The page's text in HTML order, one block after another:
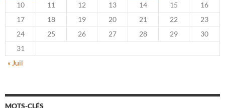
10
11 12 13 14 15
16
17
18 19 20 21 22
23
24
25 26 27 28 29
30
31
« Juil
MOTS-CLÉS